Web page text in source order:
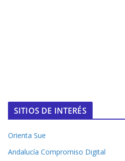
SITIOS DE INTERÉS
Orienta Sue
Andalucía Compromiso Digital